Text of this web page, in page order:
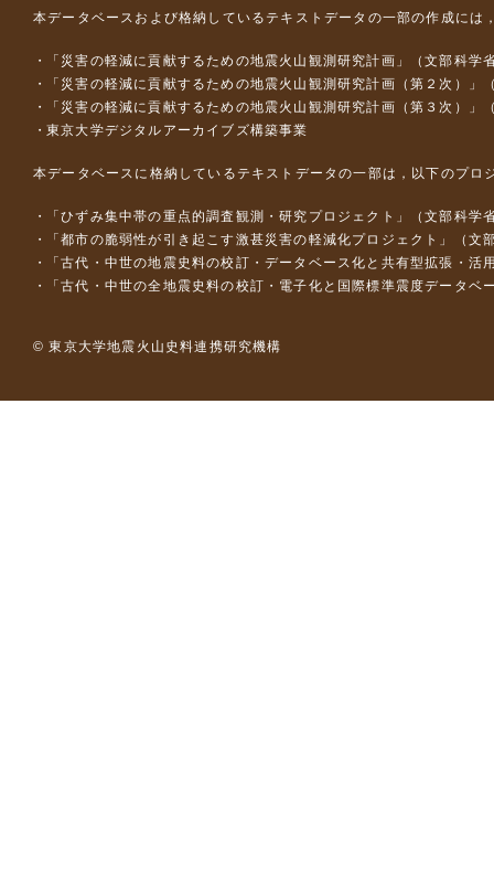
本データベースおよび格納しているテキストデータの一部の作成には
「災害の軽減に貢献するための地震火山観測研究計画」（文部科学
「災害の軽減に貢献するための地震火山観測研究計画（第２次）」
「災害の軽減に貢献するための地震火山観測研究計画（第３次）」
東京大学デジタルアーカイブズ構築事業
本データベースに格納しているテキストデータの一部は，以下のプロ
「ひずみ集中帯の重点的調査観測・研究プロジェクト」（文部科
「都市の脆弱性が引き起こす激甚災害の軽減化プロジェクト」（
「古代・中世の地震史料の校訂・データベース化と共有型拡張・
「古代・中世の全地震史料の校訂・電子化と国際標準震度データ
© 東京大学地震火山史料連携研究機構